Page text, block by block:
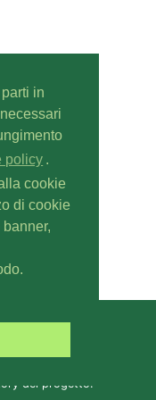
in
policy .
cookie
di cookie
del progetto.